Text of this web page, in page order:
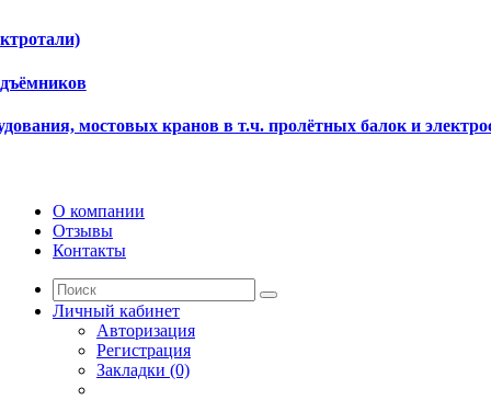
мостовых кранов в т.ч. пролётных балок и
О компании
Отзывы
Контакты
Личный кабинет
Авторизация
Регистрация
Закладки (0)